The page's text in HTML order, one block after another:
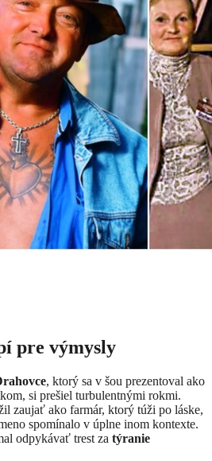
pre výmysly
, ktorý sa v šou prezentoval ako
si prešiel turbulentnými rokmi.
zaujať ako farmár, ktorý túži po láske,
spomínalo v úplne inom kontexte.
odpykávať trest za týranie